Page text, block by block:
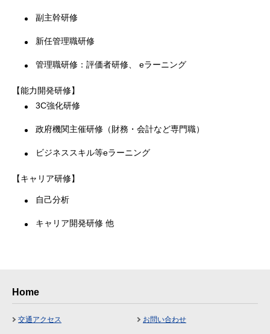
副主幹研修
新任管理職研修
管理職研修：評価者研修、 eラーニング
【能力開発研修】
3C強化研修
政府機関主催研修（財務・会計など専門職）
ビジネススキル等eラーニング
【キャリア研修】
自己分析
キャリア開発研修 他
Home
交通アクセス お問い合わせ